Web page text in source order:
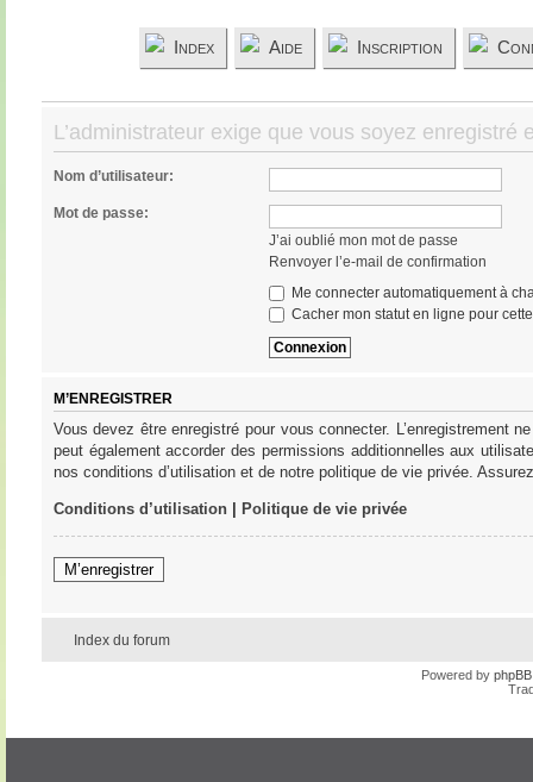
Index Aide Inscription
L’administrateur exige que vous soyez enregistré
Nom d’utilisateur:
Mot de passe:
J’ai oublié mon mot de passe
Renvoyer l’e-mail de confirmation
Me connecter automatiquement à
Cacher mon statut en ligne pour
M’ENREGISTRER
Vous devez être enregistré pour vous connecter. L’enregistrement
peut également accorder des permissions additionnelles aux
nos conditions d’utilisation et de notre politique de vie privée.
Conditions d’utilisation| Politique de vie privée
M’enregistrer
Index du forum
Powered by phpBB